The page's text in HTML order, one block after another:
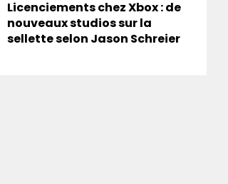
Licenciements chez Xbox : de
nouveaux studios sur la
sellette selon Jason Schreier